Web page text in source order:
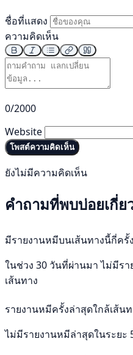
ชื่อที่แสดง
ความคิดเห็น
0/2000
Website
โพสต์ความคิดเห็น
ยังไม่มีความคิดเห็น
คำถามที่พบบ่อยเกี่ย
มีรายงานหมีบนเส้นทางนี้กี่ครั้
ในช่วง 30 วันที่ผ่านมา ไม่มีร
เส้นทาง
รายงานหมีครั้งล่าสุดใกล้เส้น
ไม่มีรายงานหมีล่าสุดในระยะ